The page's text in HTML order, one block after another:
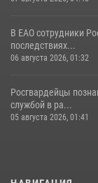
В ЕАО сотрудники
последствиях...
06 августа 2026, 01:32
Росгвардейцы
службой в ра...
05 августа 2026, 01:41